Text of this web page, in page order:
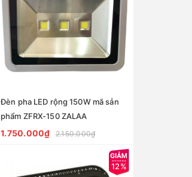
Đèn pha LED rộng 150W mã sản
phẩm ZFRX-150 ZALAA
1.750.000₫ 2.150.000₫
12%